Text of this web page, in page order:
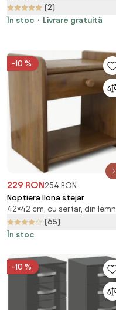
(2)
În stoc
Livrare gratuită
-10 %
229 RON254 RON
Noptiera Ilona stejar
42×42 cm, cu sertar, din lemn
(65)
În stoc
-10 %